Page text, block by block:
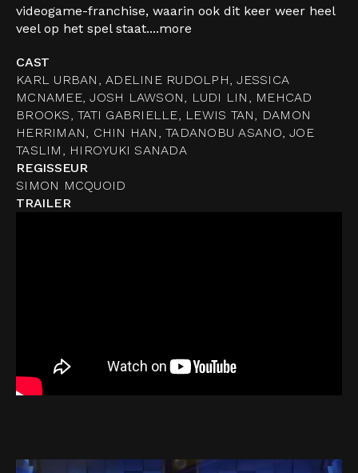
videogame-franchise, waarin ook dit keer weer heel
veel op het spel staat....more
CAST
KARL URBAN, ADELINE RUDOLPH, JESSICA
MCNAMEE, JOSH LAWSON, LUDI LIN, MEHCAD
BROOKS, TATI GABRIELLE, LEWIS TAN, DAMON
HERRIMAN, CHIN HAN, TADANOBU ASANO, JOE
TASLIM, HIROYUKI SANADA
REGISSEUR
SIMON MCQUOID
TRAILER